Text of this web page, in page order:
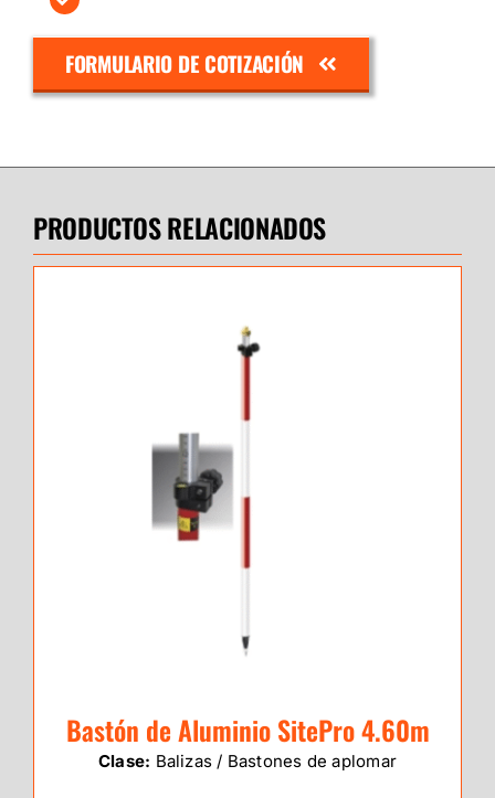
FORMULARIO DE COTIZACIÓN
PRODUCTOS RELACIONADOS
Bastón de Aluminio SitePro 4.60m
Clase: Balizas / Bastones de aplomar